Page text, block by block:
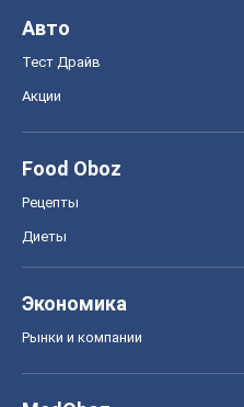
Авто
Тест Драйв
Акции
Food Oboz
Рецепты
Диеты
Экономика
Рынки и компании